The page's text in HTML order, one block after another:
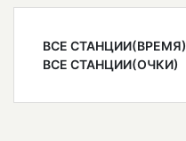
ВСЕ СТАНЦИИ(ВРЕМЯ)
ВСЕ СТАНЦИИ(ОЧКИ)